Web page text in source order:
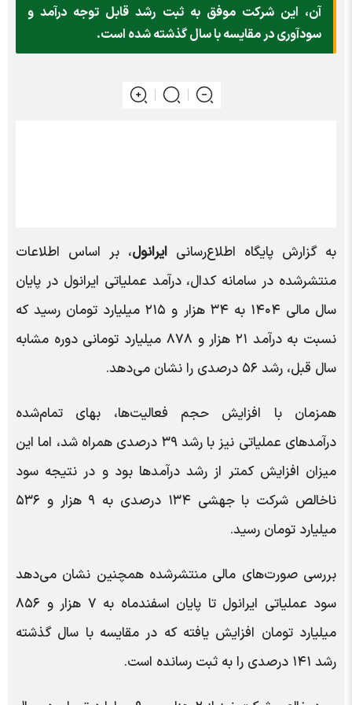
آن، این شرکت موفق به ثبت رشد قابل توجه درآمد و
سودآوری در مقایسه با سال گذشته شده است.
به گزارش پایگاه اطلاع‌رسانی ایرانول، بر اساس اطلاعات
منتشرشده در سامانه کدال، درآمد عملیاتی ایرانول در پایان
سال مالی ۱۴۰۴ به ۳۴ هزار و ۲۱۵ میلیارد تومان رسید که
نسبت به درآمد ۲۱ هزار و ۸۷۸ میلیارد تومانی دوره مشابه
سال قبل، رشد ۵۶ درصدی را نشان می‌دهد.
همزمان با افزایش حجم فعالیت‌ها، بهای تمام‌شده
درآمدهای عملیاتی نیز با رشد ۳۹ درصدی همراه شد، اما این
میزان افزایش کمتر از رشد درآمدها بود و در نتیجه سود
ناخالص شرکت با جهشی ۱۳۴ درصدی به ۹ هزار و ۵۳۶
میلیارد تومان رسید.
بررسی صورت‌های مالی منتشرشده همچنین نشان می‌دهد
سود عملیاتی ایرانول تا پایان اسفندماه به ۷ هزار و ۸۵۶
میلیارد تومان افزایش یافته که در مقایسه با سال گذشته
رشد ۱۴۱ درصدی را به ثبت رسانده است.